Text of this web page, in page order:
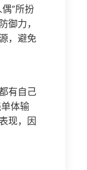
”所扮
御力，
，避免
有自己
体输
现，因